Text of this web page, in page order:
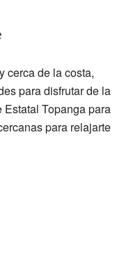
cerca de la costa,
para disfrutar de la
Topanga para
para relajarte